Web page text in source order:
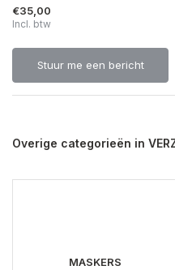
€35,00
Incl. btw
Stuur me een bericht
Overige categorieën in
MASKERS